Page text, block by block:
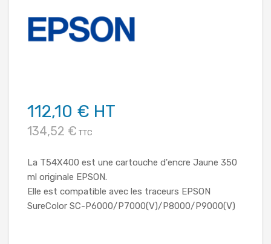
112,10 € HT
134,52 € TTC
La T54X400 est une cartouche d'encre Jaune 350
ml originale EPSON.
Elle est compatible avec les traceurs EPSON
SureColor SC-P6000/P7000(V)/P8000/P9000(V)